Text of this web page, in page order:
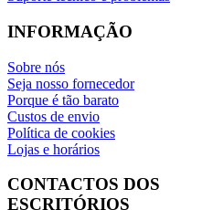
INFORMAÇÃO
Sobre nós
Seja nosso fornecedor
Porque é tão barato
Custos de envio
Política de cookies
Lojas e horários
CONTACTOS DOS
ESCRITÓRIOS